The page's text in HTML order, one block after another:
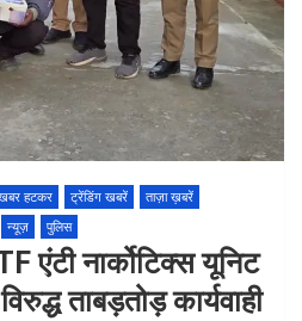
हटकर ट्रेंडिंग खबरें
ताज़ा ख़बरें
न्यूज़ पुलिस
एंटी नार्कोटिक्स यूनिट
ताबड़तोड़ कार्यवाही